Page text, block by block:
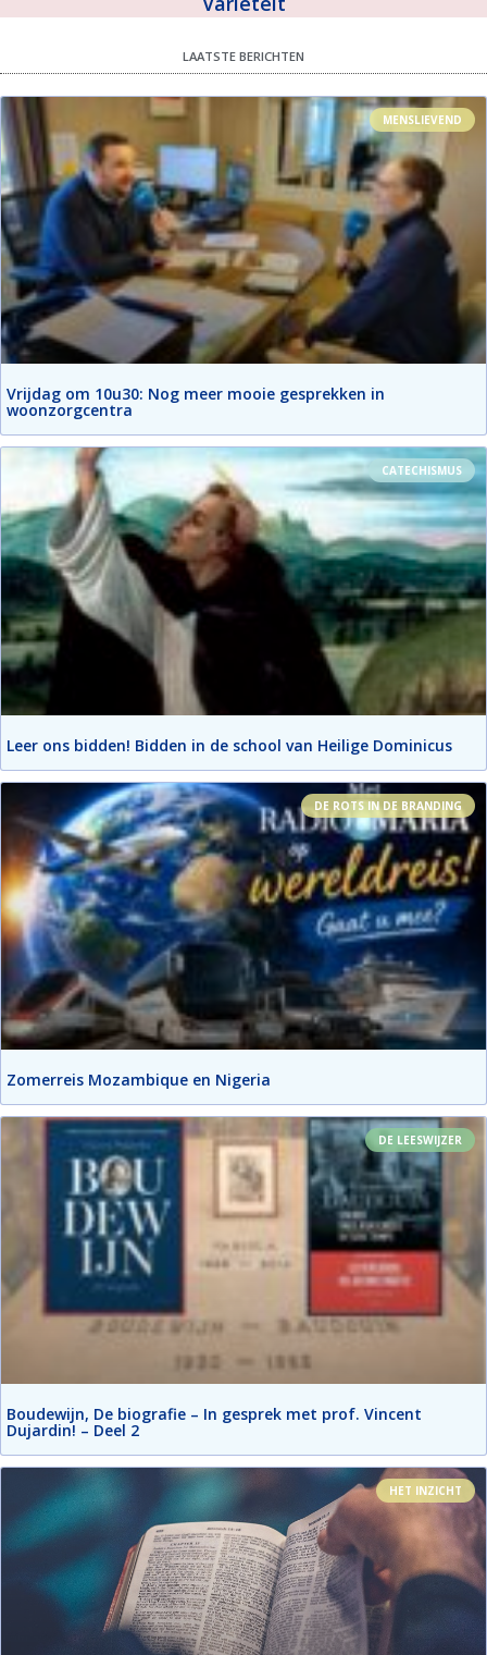
LAATSTE BERICHTEN
MENSLIEVEND
Vrijdag om 10u30: Nog meer mooie gesprekken in
woonzorgcentra
CATECHISMUS
Leer ons bidden! Bidden in de school van Heilige Dominicus
DE ROTS IN DE BRANDING
Zomerreis Mozambique en Nigeria
DE LEESWIJZER
Boudewijn, De biografie – In gesprek met prof. Vincent
Dujardin! – Deel 2
HET INZICHT